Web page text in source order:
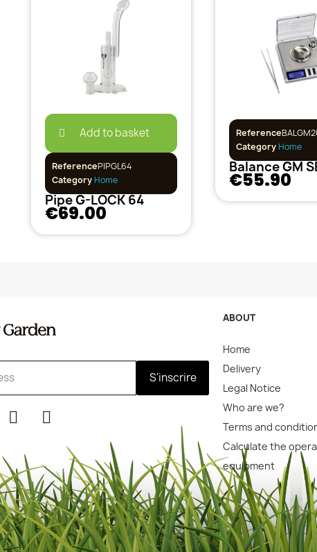
Add to basket
ReferencePIPGL64
CategoryHome
Pipe G-LOCK 64
€69.00
Reference
CategoryHome
€55.90
S'inscrire
ABOUT
Home
Delivery
Legal Notice
Who are we?
Terms and
Calculate the
equipment